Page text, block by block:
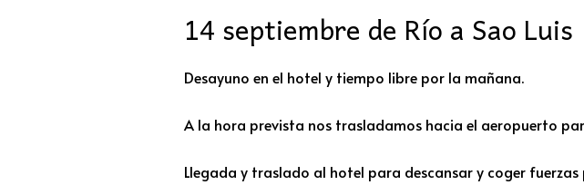
14 septiembre de Río a Sao Luis
Desayuno en el hotel y tiempo libre por la mañana.
A la hora prevista nos trasladamos hacia el aeropuerto
Llegada y traslado al hotel para descansar y coger